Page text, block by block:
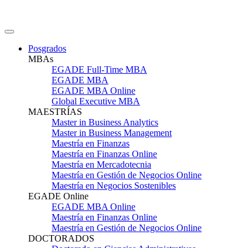
Posgrados
MBAs
EGADE Full-Time MBA
EGADE MBA
EGADE MBA Online
Global Executive MBA
MAESTRÍAS
Master in Business Analytics
Master in Business Management
Maestría en Finanzas
Maestría en Finanzas Online
Maestría en Mercadotecnia
Maestría en Gestión de Negocios Online
Maestría en Negocios Sostenibles
EGADE Online
EGADE MBA Online
Maestría en Finanzas Online
Maestría en Gestión de Negocios Online
DOCTORADOS